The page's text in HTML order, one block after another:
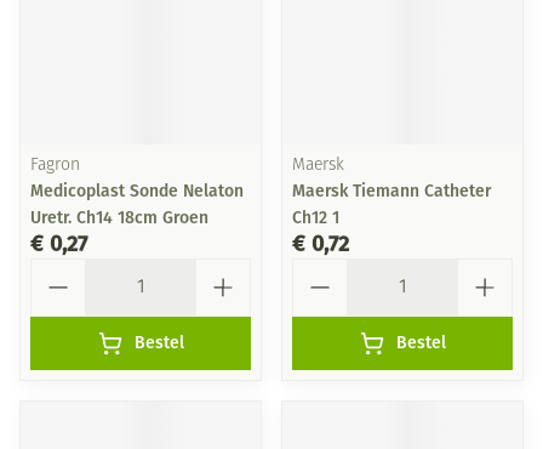
Fagron
Medicoplast Sonde Nelaton
Uretr. Ch14 18cm Groen
€ 0,27
Bestel
Maersk
Maersk Tiemann Catheter
Ch12 1
€ 0,72
Bestel